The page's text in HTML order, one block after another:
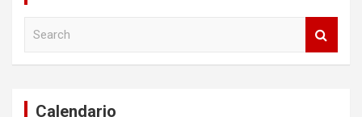
Calendario